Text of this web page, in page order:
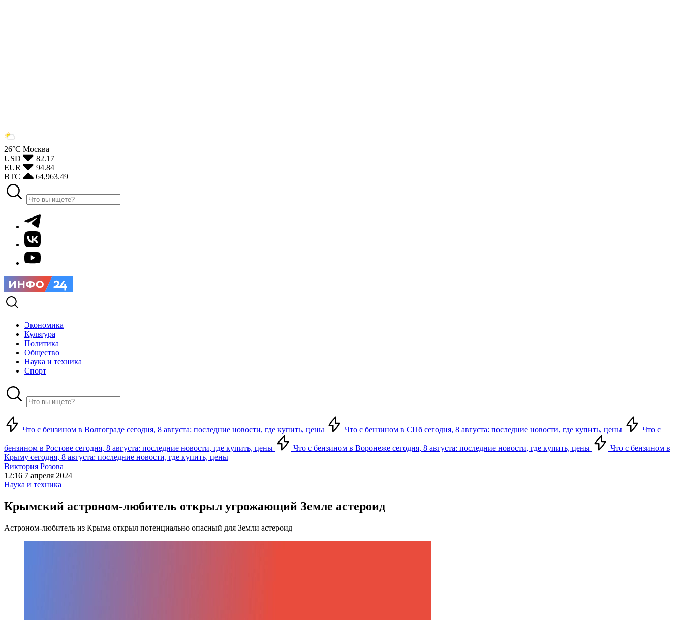
26°С Москва
USD
82.17
EUR
94.84
BTC
64,963.49
Экономика
Культура
Политика
Общество
Наука и техника
Спорт
Что с бензином в Волгограде сегодня, 8 августа: последние новости, где купить, цены Что с бензином в СПб сегодня, 8 августа: последние новости, где купить, цены Что с
бензином в Ростове сегодня, 8 августа: последние новости, где купить, цены Что с бензином в Воронеже сегодня, 8 августа: последние новости, где купить, цены
Что с бензином в
Крыму сегодня, 8 августа: последние новости, где купить, цены
Виктория Розова
12:16 7 апреля 2024
Наука и техника
Крымский астроном-любитель открыл угрожающий Земле астероид
Астроном-любитель из Крыма открыл потенциально опасный для Земли астероид